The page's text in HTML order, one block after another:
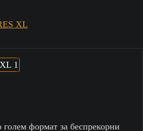
XL
формат за беспрекорни